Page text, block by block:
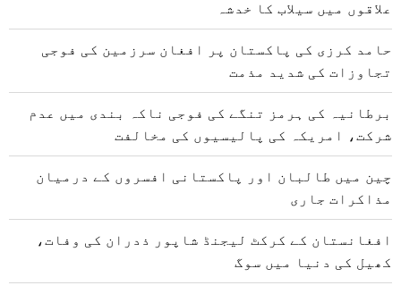
علاقوں میں سیلاب کا خدشہ
حامد کرزی کی پاکستان پر افغان سرزمین کی فوجی
تجاوزات کی شدید مذمت
برطانیہ کی ہرمز تنگے کی فوجی ناکہ بندی میں عدم
شرکت، امریکہ کی پالیسیوں کی مخالفت
چین میں طالبان اور پاکستانی افسروں کے درمیان
مذاکرات جاری
افغانستان کے کرکٹ لیجنڈ شاپور ذدران کی وفات،
کھیل کی دنیا میں سوگ